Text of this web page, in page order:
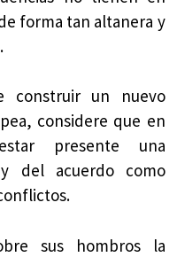
forma tan altanera y
un nuevo
considere que en
presente una
del acuerdo como
sus hombros la